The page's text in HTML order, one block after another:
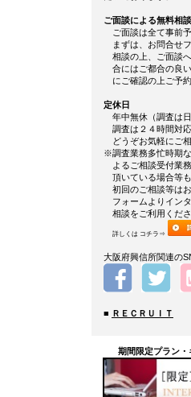
ご面談による無料相談
ご面談は全て事前予
まずは、お問合せ
相談の上、ご面談
合にはご都合の良
にご確認の上ご予約
定休日
年中無休（調査は日
調査は２４時間対
どうぞお気軽にご相
※調査業務多忙時期
よるご相談受付業
頂いている場合等も
初回のご相談等は
フォームよりイン
相談をご利用くださ
詳しくは コチラ⇒
大阪府興信所関連の
■ ＲＥＣＲＵＩＴ
期間限定プラン